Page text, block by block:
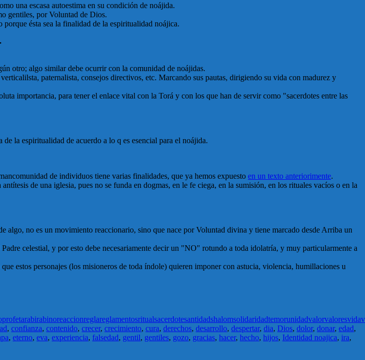
una escasa autoestima en su condición de noájida.
gentiles, por Voluntad de Dios.
ésta sea la finalidad de la espiritualidad noájica.
otro; algo similar debe ocurrir con la comunidad de noájidas.
paternalista, consejos directivos, etc. Marcando sus pautas, dirigiendo su vida con madurez y
importancia, para tener el enlace vital con la Torá y con los que han de servir como "sacerdotes entre las
la espiritualidad de acuerdo a lo q es esencial para el noájida.
de individuos tiene varias finalidades, que ya hemos expuesto en un texto anteriorimente.
de una iglesia, pues no se funda en dogmas, en le fe ciega, en la sumisión, en los rituales vacíos o en la
algo, no es un movimiento reaccionario, sino que nace por Voluntad divina y tiene marcado desde Arriba un
celestial, y por esto debe necesariamente decir un "NO" rotundo a toda idolatría, y muy particularmente a
estos personajes (los misioneros de toda índole) quieren imponer con astucia, violencia, humillaciones u
profetarabirabinoreaccionreglareglamentosritualsacerdotesantidadshalomsolidaridadtemorunidadvalorvaloresvida
, confianza, contenido, crecer, crecimiento, cura, derechos, desarrollo, despertar, dia, Dios, dolor, donar, edad,
, eterno, eva, experiencia, falsedad, gentil, gentiles, gozo, gracias, hacer, hecho, hijos, Identidad noajica, ira,